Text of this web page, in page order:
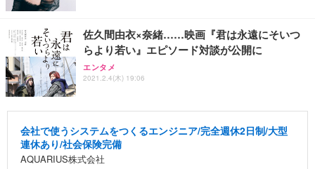
佐久間由衣×奈緒……映画『君は永遠にそいつ
らより若い』エピソード対談が公開に
エンタメ
2021.2.4(木) 19:06
会社で使うシステムをつくるエンジニア/完全週休2日制/大型
連休あり/社会保険完備
AQUARIUS株式会社